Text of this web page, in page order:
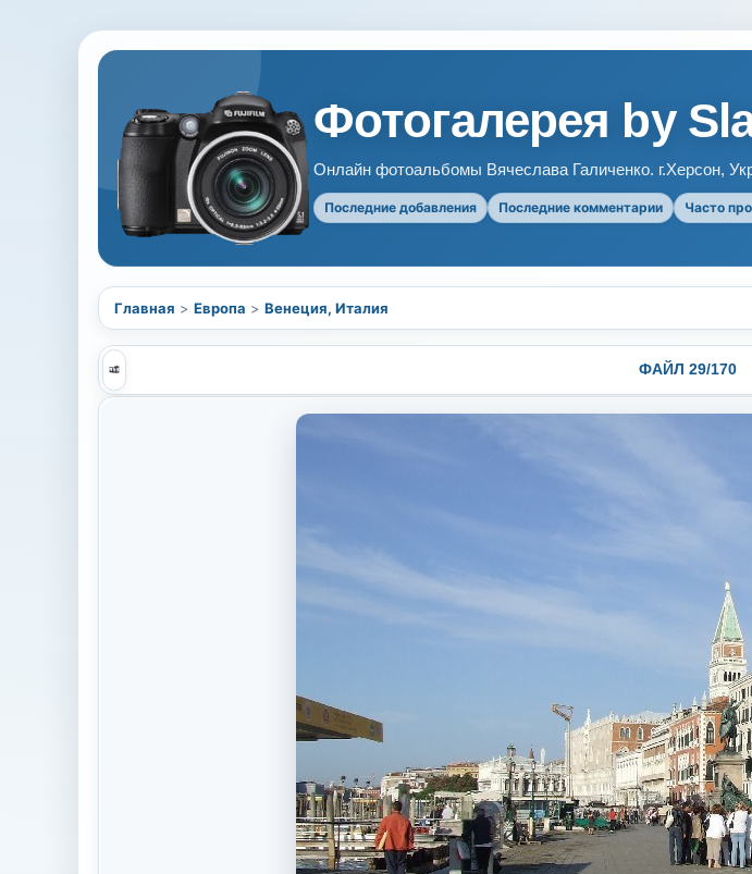
Фотогалерея by
Онлайн фотоальбомы Вячеслава Галиченко. г.Херсон,
Последние добавления Последние комментарии Часто
Главная > Европа > Венеция, Италия
ФАЙЛ 29/170